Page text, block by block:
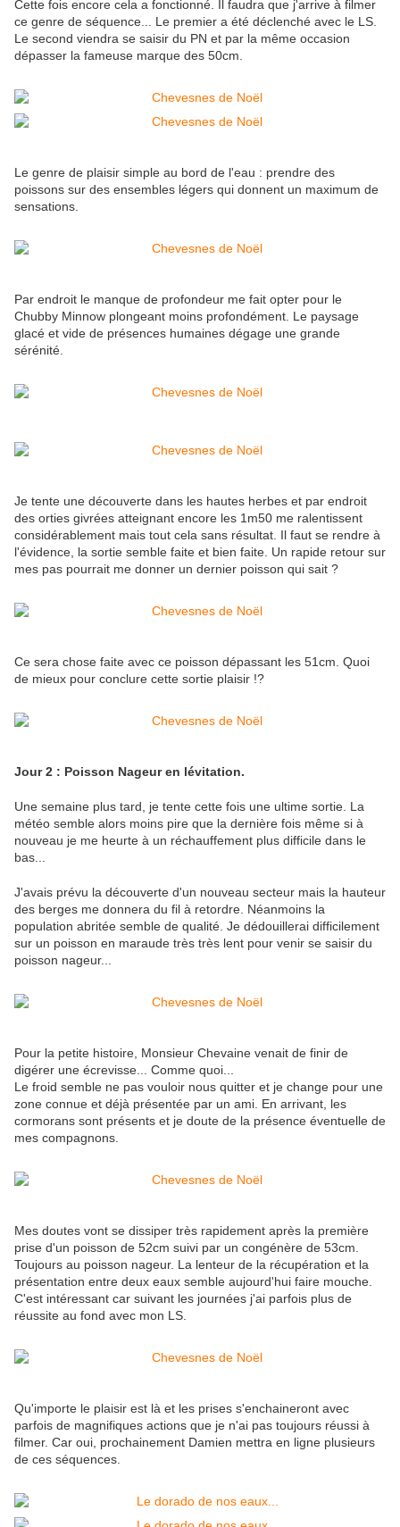
Cette fois encore cela a fonctionné. Il faudra que j'arrive à filmer
ce genre de séquence... Le premier a été déclenché avec le LS.
Le second viendra se saisir du PN et par la même occasion
dépasser la fameuse marque des 50cm.
Le genre de plaisir simple au bord de l'eau : prendre des
poissons sur des ensembles légers qui donnent un maximum de
sensations.
Par endroit le manque de profondeur me fait opter pour le
Chubby Minnow plongeant moins profondément. Le paysage
glacé et vide de présences humaines dégage une grande
sérénité.
Je tente une découverte dans les hautes herbes et par endroit
des orties givrées atteignant encore les 1m50 me ralentissent
considérablement mais tout cela sans résultat. Il faut se rendre à
l'évidence, la sortie semble faite et bien faite. Un rapide retour sur
mes pas pourrait me donner un dernier poisson qui sait ?
Ce sera chose faite avec ce poisson dépassant les 51cm. Quoi
de mieux pour conclure cette sortie plaisir !?
Jour 2 : Poisson Nageur en lévitation.
Une semaine plus tard, je tente cette fois une ultime sortie. La
météo semble alors moins pire que la dernière fois même si à
nouveau je me heurte à un réchauffement plus difficile dans le
bas...
J'avais prévu la découverte d'un nouveau secteur mais la hauteur
des berges me donnera du fil à retordre. Néanmoins la
population abritée semble de qualité. Je dédouillerai difficilement
sur un poisson en maraude très très lent pour venir se saisir du
poisson nageur...
Pour la petite histoire, Monsieur Chevaine venait de finir de
digérer une écrevisse... Comme quoi...
Le froid semble ne pas vouloir nous quitter et je change pour une
zone connue et déjà présentée par un ami. En arrivant, les
cormorans sont présents et je doute de la présence éventuelle de
mes compagnons.
Mes doutes vont se dissiper très rapidement après la première
prise d'un poisson de 52cm suivi par un congénère de 53cm.
Toujours au poisson nageur. La lenteur de la récupération et la
présentation entre deux eaux semble aujourd'hui faire mouche.
C'est intéressant car suivant les journées j'ai parfois plus de
réussite au fond avec mon LS.
Qu'importe le plaisir est là et les prises s'enchaineront avec
parfois de magnifiques actions que je n'ai pas toujours réussi à
filmer. Car oui, prochainement Damien mettra en ligne plusieurs
de ces séquences.